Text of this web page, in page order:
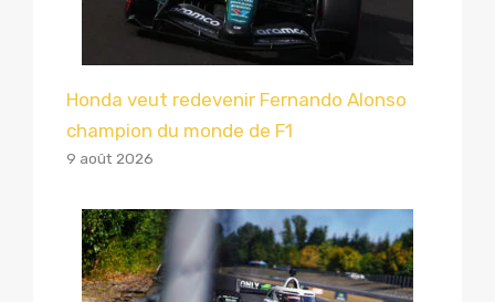
Honda veut redevenir Fernando Alonso
champion du monde de F1
9 août 2026